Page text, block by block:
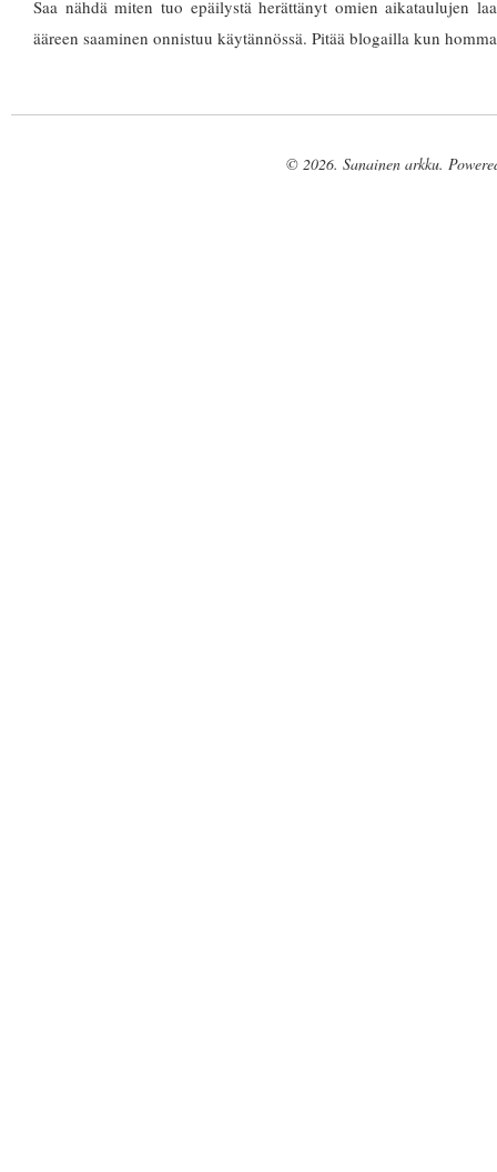
Saa nähdä miten tuo epäilystä herättänyt omien aikataulujen
ääreen saaminen onnistuu käytännössä. Pitää blogailla kun
© 2026. Sanainen arkku.